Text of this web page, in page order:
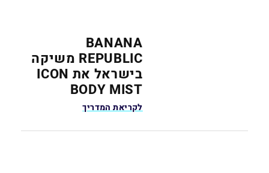
BANANA
REPUBLIC משיקה
בישראל את ICON
BODY MIST
לקריאת המדריך